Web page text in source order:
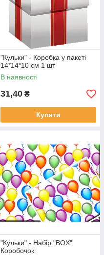
"Кульки" - Коробка у пакеті
14*14*10 см 1 шт
В наявності
31,40 ₴
Купити
"Кульки" - Набір "BOX"
Коробочок